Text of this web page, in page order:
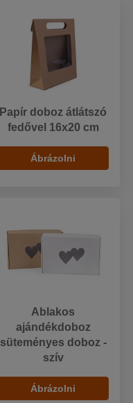
Papír doboz átlátszó
fedővel 16x20 cm
Ábrázolni
Ablakos
ajándékdoboz
süteményes doboz -
szív
Ábrázolni